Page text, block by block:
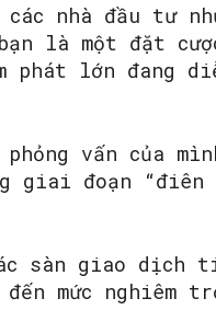
nhà đầu tư
là một đặt
phát lớn đang
vấn của
giai đoạn “điên
sàn giao dịch
mức nghiêm